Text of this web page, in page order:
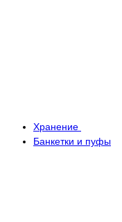
Хранение
Банкетки и пуфы